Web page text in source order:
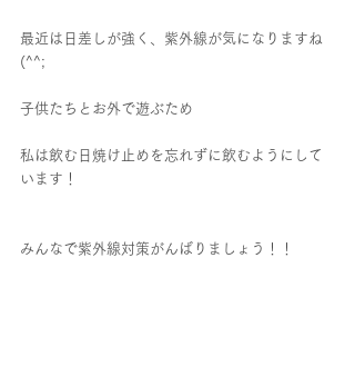
最近は日差しが強く、紫外線が気になりますね
(^^;
子供たちとお外で遊ぶため
私は飲む日焼け止めを忘れずに飲むようにして
います！
みんなで紫外線対策がんばりましょう！！